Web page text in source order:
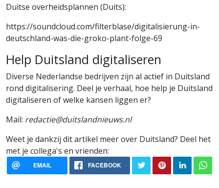
Duitse overheidsplannen (Duits):
https://soundcloud.com/filterblase/digitalisierung-in-
deutschland-was-die-groko-plant-folge-69
Help Duitsland digitaliseren
Diverse Nederlandse bedrijven zijn al actief in Duitsland
rond digitalisering. Deel je verhaal, hoe help je Duitsland
digitaliseren of welke kansen liggen er?
Mail: redactie@duitslandnieuws.nl
Weet je dankzij dit artikel meer over Duitsland? Deel het
met je collega's en vrienden:
EMAIL FACEBOOK